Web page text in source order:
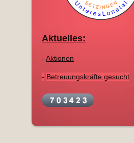
Aktuelles:
- Aktionen
- Betreuungskräfte gesucht